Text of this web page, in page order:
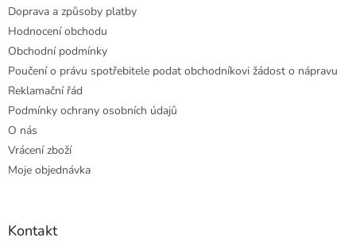
Doprava a způsoby platby
Hodnocení obchodu
Obchodní podmínky
Poučení o právu spotřebitele podat obchodníkovi žádost o nápravu
Reklamační řád
Podmínky ochrany osobních údajů
O nás
Vrácení zboží
Moje objednávka
Kontakt